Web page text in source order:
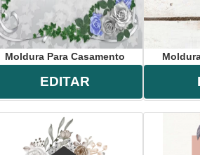
Moldura Para Casamento
EDITAR